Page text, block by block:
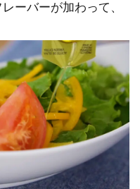
ーバーが加わって、